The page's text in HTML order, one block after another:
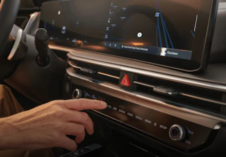
Votre centre de